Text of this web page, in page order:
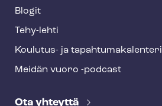
Blogit
Tehy-lehti
Koulutus- ja ta­pah­tu­ma­ka­len­te­ri
Meidän vuoro -podcast
Ota yhteyttä